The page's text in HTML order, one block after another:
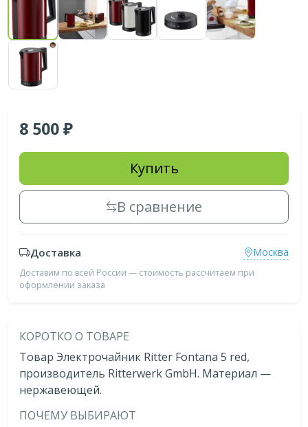
8 500
Купить
В сравнение
Доставка Москва
Доставим по всей России — стоимость рассчитаем при
оформлении заказа
КОРОТКО О ТОВАРЕ
Товар Электрочайник Ritter Fontana 5 red,
производитель Ritterwerk GmbH. Материал —
нержавеющей.
ПОЧЕМУ ВЫБИРАЮТ